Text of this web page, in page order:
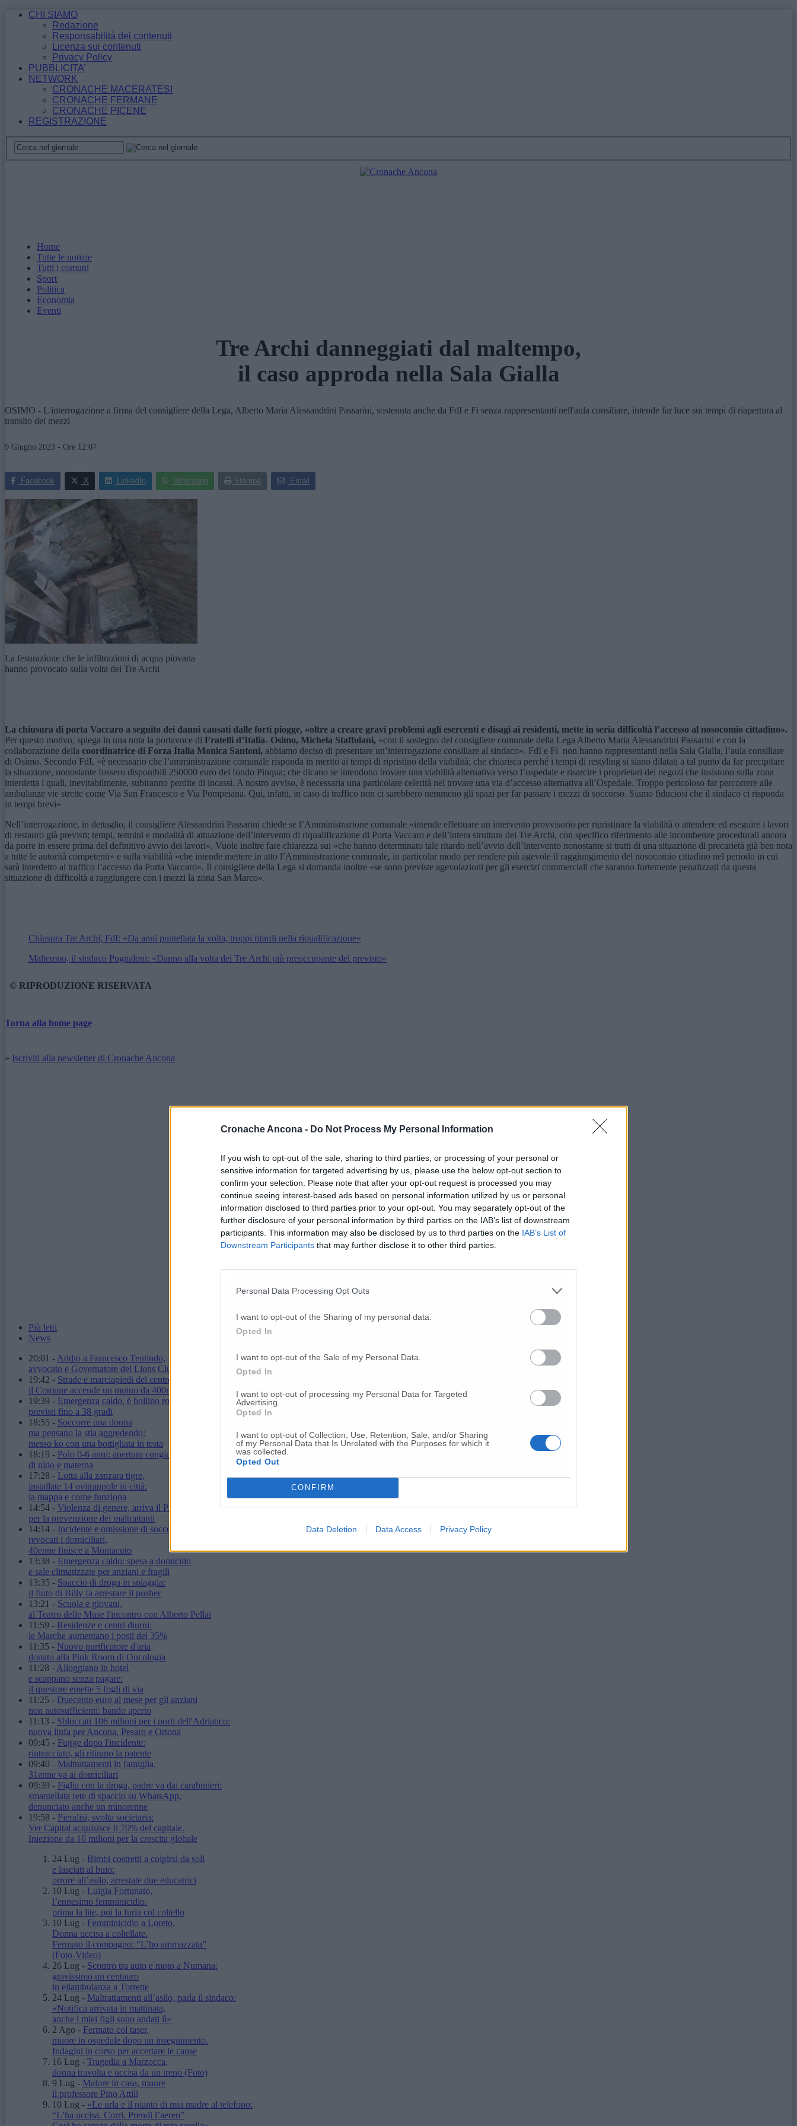
Cronache Ancona - Do Not Process My Personal Information
If you wish to opt-out of the sale, sharing to third parties, or processing of your personal or
sensitive information for targeted advertising by us, please use the below opt-out section to
confirm your selection. Please note that after your opt-out request is processed you may
continue seeing interest-based ads based on personal information utilized by us or personal
information disclosed to third parties prior to your opt-out. You may separately opt-out of the
further disclosure of your personal information by third parties on the IAB’s list of downstream
participants. This information may also be disclosed by us to third parties on the IAB’s List of
Downstream Participants that may further disclose it to other third parties.
Personal Data Processing Opt Outs
I want to opt-out of the Sharing of my personal data.
Opted In
I want to opt-out of the Sale of my Personal Data.
Opted In
I want to opt-out of processing my Personal Data for Targeted
Advertising.
Opted In
I want to opt-out of Collection, Use, Retention, Sale, and/or Sharing
of my Personal Data that Is Unrelated with the Purposes for which it
was collected.
Opted Out
CONFIRM
Data Deletion Data Access Privacy Policy
CHI SIAMO
Redazione
Responsabilità dei contenuti
Licenza sui contenuti
Privacy Policy
PUBBLICITA’
NETWORK
CRONACHE MACERATESI
CRONACHE FERMANE
CRONACHE PICENE
REGISTRAZIONE
Home
Tutte le notizie
Tutti i comuni
Sport
Politica
Economia
Eventi
Tre Archi danneggiati dal maltempo,
il caso approda nella Sala Gialla
OSIMO - L'interrogazione a firma del consigliere della Lega, Alberto Maria Alessandrini Passarini, sostenuta anche da FdI e Fi senza rappresentanti nell'aula consiliare, intende far luce sui tempi di riapertura al
transito dei mezzi
9 Giugno 2023 - Ore 12:07
Facebook X LinkedIn Whatsapp Stampa Email
La fesurazione che le infiltrazioni di acqua piovana
hanno provocato sulla volta dei Tre Archi
La chiusura di porta Vaccaro a seguito dei danni causati dalle forti piogge, «oltre a creare gravi problemi agli esercenti e disagi ai residenti, mette in seria difficoltà l’accesso al nosocomio cittadino».
Per questo motivo, spiega in una nota la portavoce di Fratelli d’Italia- Osimo, Michela Staffolani, «con il sostegno del consigliere comunale della Lega Alberto Maria Alessandrini Passarini e con la
collaborazione della coordinatrice di Forza Italia Monica Santoni, abbiamo deciso di presentare un’interrogazione consiliare al sindaco». FdI e Fi non hanno rappresentanti nella Sala Gialla, l’aula consiliare
di Osimo. Secondo FdI, «è necessario che l’amministrazione comunale risponda in merito ai tempi di ripristino della viabilità; che chiarisca perché i tempi di restyling si siano dilatati a tal punto da far precipitare
la situazione, nonostante fossero disponibili 250000 euro del fondo Pinqua; che dicano se intendono trovare una viabilità alternativa verso l’ospedale e risarcire i proprietari dei negozi che insistono sulla zona
interdetta i quali, inevitabilmente, subiranno perdite di incassi. A nostro avviso, è necessaria una particolare celerità nel trovare una via d’accesso alternativa all’Ospedale. Troppo pericoloso far percorrere alle
ambulanze vie strette come Via San Francesco e Via Pompeiana. Qui, infatti, in caso di traffico non ci sarebbero nemmeno gli spazi per far passare i mezzi di soccorso. Siamo fiduciosi che il sindaco ci risponda
in tempi brevi»
Nell’interrogazione, in dettaglio, il consigliere Alessandrini Passarini chiede se l’Amministrazione comunale «intende effettuare un intervento provvisorio per ripristinare la viabilità o attendere ed eseguire i lavori
di restauro già previsti; tempi, termini e modalità di attuazione dell’intervento di riqualificazione di Porta Vaccaro e dell’intera struttura dei Tre Archi, con specifico riferimento alle incombenze procedurali ancora
da porre in essere prima del definitivo avvio dei lavori». Vuole inoltre fare chiarezza sui «che hanno determinato tale ritardo nell’avvio dell’intervento nonostante si tratti di una situazione di precarietà già ben nota
a tutte le autorità competenti» e sulla viabilità «che intende mettere in atto l’Amministrazione comunale, in particolar modo per rendere più agevole il raggiungimento del nosocomio cittadino nel periodo in cui
sarà interdetto al traffico l’accesso da Porta Vaccaro». Il consigliere della Lega si domanda inoltre «se sono previste agevolazioni per gli esercizi commerciali che saranno fortemente penalizzati da questa
situazione di difficoltà a raggiungere con i mezzi la zona San Marco».
Chiusura Tre Archi, FdI: «Da anni puntellata la volta, troppi ritardi nella riqualificazione»
Maltempo, il sindaco Pugnaloni: «Danno alla volta dei Tre Archi più preoccupante del previsto»
© RIPRODUZIONE RISERVATA
Torna alla home page
» Iscriviti alla newsletter di Cronache Ancona
Più letti
News
20:01 - Addio a Francesco Tentindo,
avvocato e Governatore del Lions Club
19:42 - Strade e marciapiedi del centro:
il Comune accende un mutuo da 400mila euro
19:39 - Emergenza caldo, è bollino rosso:
previsti fino a 38 gradi
18:55 - Soccorre una donna
ma pensano la stia aggredendo:
messo ko con una bottigliata in testa
18:19 - Polo 0-6 anni: apertura congiunta
di nido e materna
17:28 - Lotta alla zanzara tigre,
installate 14 ovitrappole in città:
la mappa e come funziona
14:54 - Violenza di genere, arriva il Protocollo "Zeus"
per la prevenzione dei maltrattanti
14:14 - Incidente e omissione di soccorso:
revocati i domiciliari,
40enne finisce a Montacuto
13:38 - Emergenza caldo: spesa a domicilio
e sale climatizzate per anziani e fragili
13:35 - Spaccio di droga in spiaggia:
il fiuto di Billy fa arrestare il pusher
13:21 - Scuola e giovani,
al Teatro delle Muse l'incontro con Alberto Pellai
11:59 - Residenze e centri diurni:
le Marche aumentano i posti del 35%
11:35 - Nuovo purificatore d'aria
donato alla Pink Room di Oncologia
11:28 - Alloggiano in hotel
e scappano senza pagare:
il questore emette 5 fogli di via
11:25 - Duecento euro al mese per gli anziani
non autosufficienti: bando aperto
11:13 - Sbloccati 106 milioni per i porti dell'Adriatico:
nuova linfa per Ancona, Pesaro e Ortona
09:45 - Fugge dopo l'incidente:
rintracciato, gli ritirano la patente
09:40 - Maltrattamenti in famiglia,
31enne va ai domiciliari
09:39 - Figlia con la droga, padre va dai carabinieri:
smantellata rete di spaccio su WhatsApp,
denunciato anche un minorenne
19:58 - Pieralisi, svolta societaria:
Ver Capital acquisisce il 70% del capitale.
Iniezione da 16 milioni per la crescita globale
24 Lug - Bimbi costretti a colpirsi da soli
e lasciati al buio:
orrore all’asilo, arrestate due educatrici
10 Lug - Luigia Fortunato,
l’ennesimo femminicidio:
prima la lite, poi la furia col coltello
10 Lug - Femminicidio a Loreto.
Donna uccisa a coltellate.
Fermato il compagno: “L’ho ammazzata”
(Foto-Video)
26 Lug - Scontro tra auto e moto a Numana:
gravissimo un centauro
in eliambulanza a Torrette
24 Lug - Maltrattamenti all’asilo, parla il sindaco:
«Notifica arrivata in mattinata,
anche i miei figli sono andati lì»
2 Ago - Fermato col taser,
muore in ospedale dopo un inseguimento.
Indagini in corso per accertare le cause
16 Lug - Tragedia a Marzocca,
donna travolta e uccisa da un treno (Foto)
9 Lug - Malore in casa, muore
il professore Pino Attili
10 Lug - «Le urla e il pianto di mia madre al telefono:
“L’ha uccisa. Corri. Prendi l’aereo”